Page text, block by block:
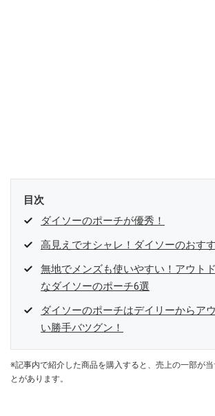
目次
ダイソーのポーチが優秀！
高見えでオシャレ！ダイソーのおす
無地でメンズも使いやすい！アウト
なダイソーのポーチ6選
ダイソーのポーチはデイリーからア
い勝手バツグン！
※記事内で紹介した商品を購入すると、売上の一部が
とがあります。